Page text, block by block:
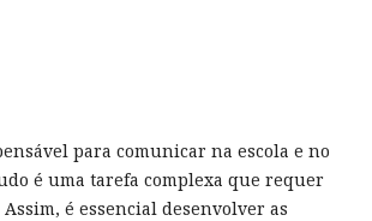
para comunicar na escola e no
é uma tarefa complexa que requer
é essencial desenvolver as